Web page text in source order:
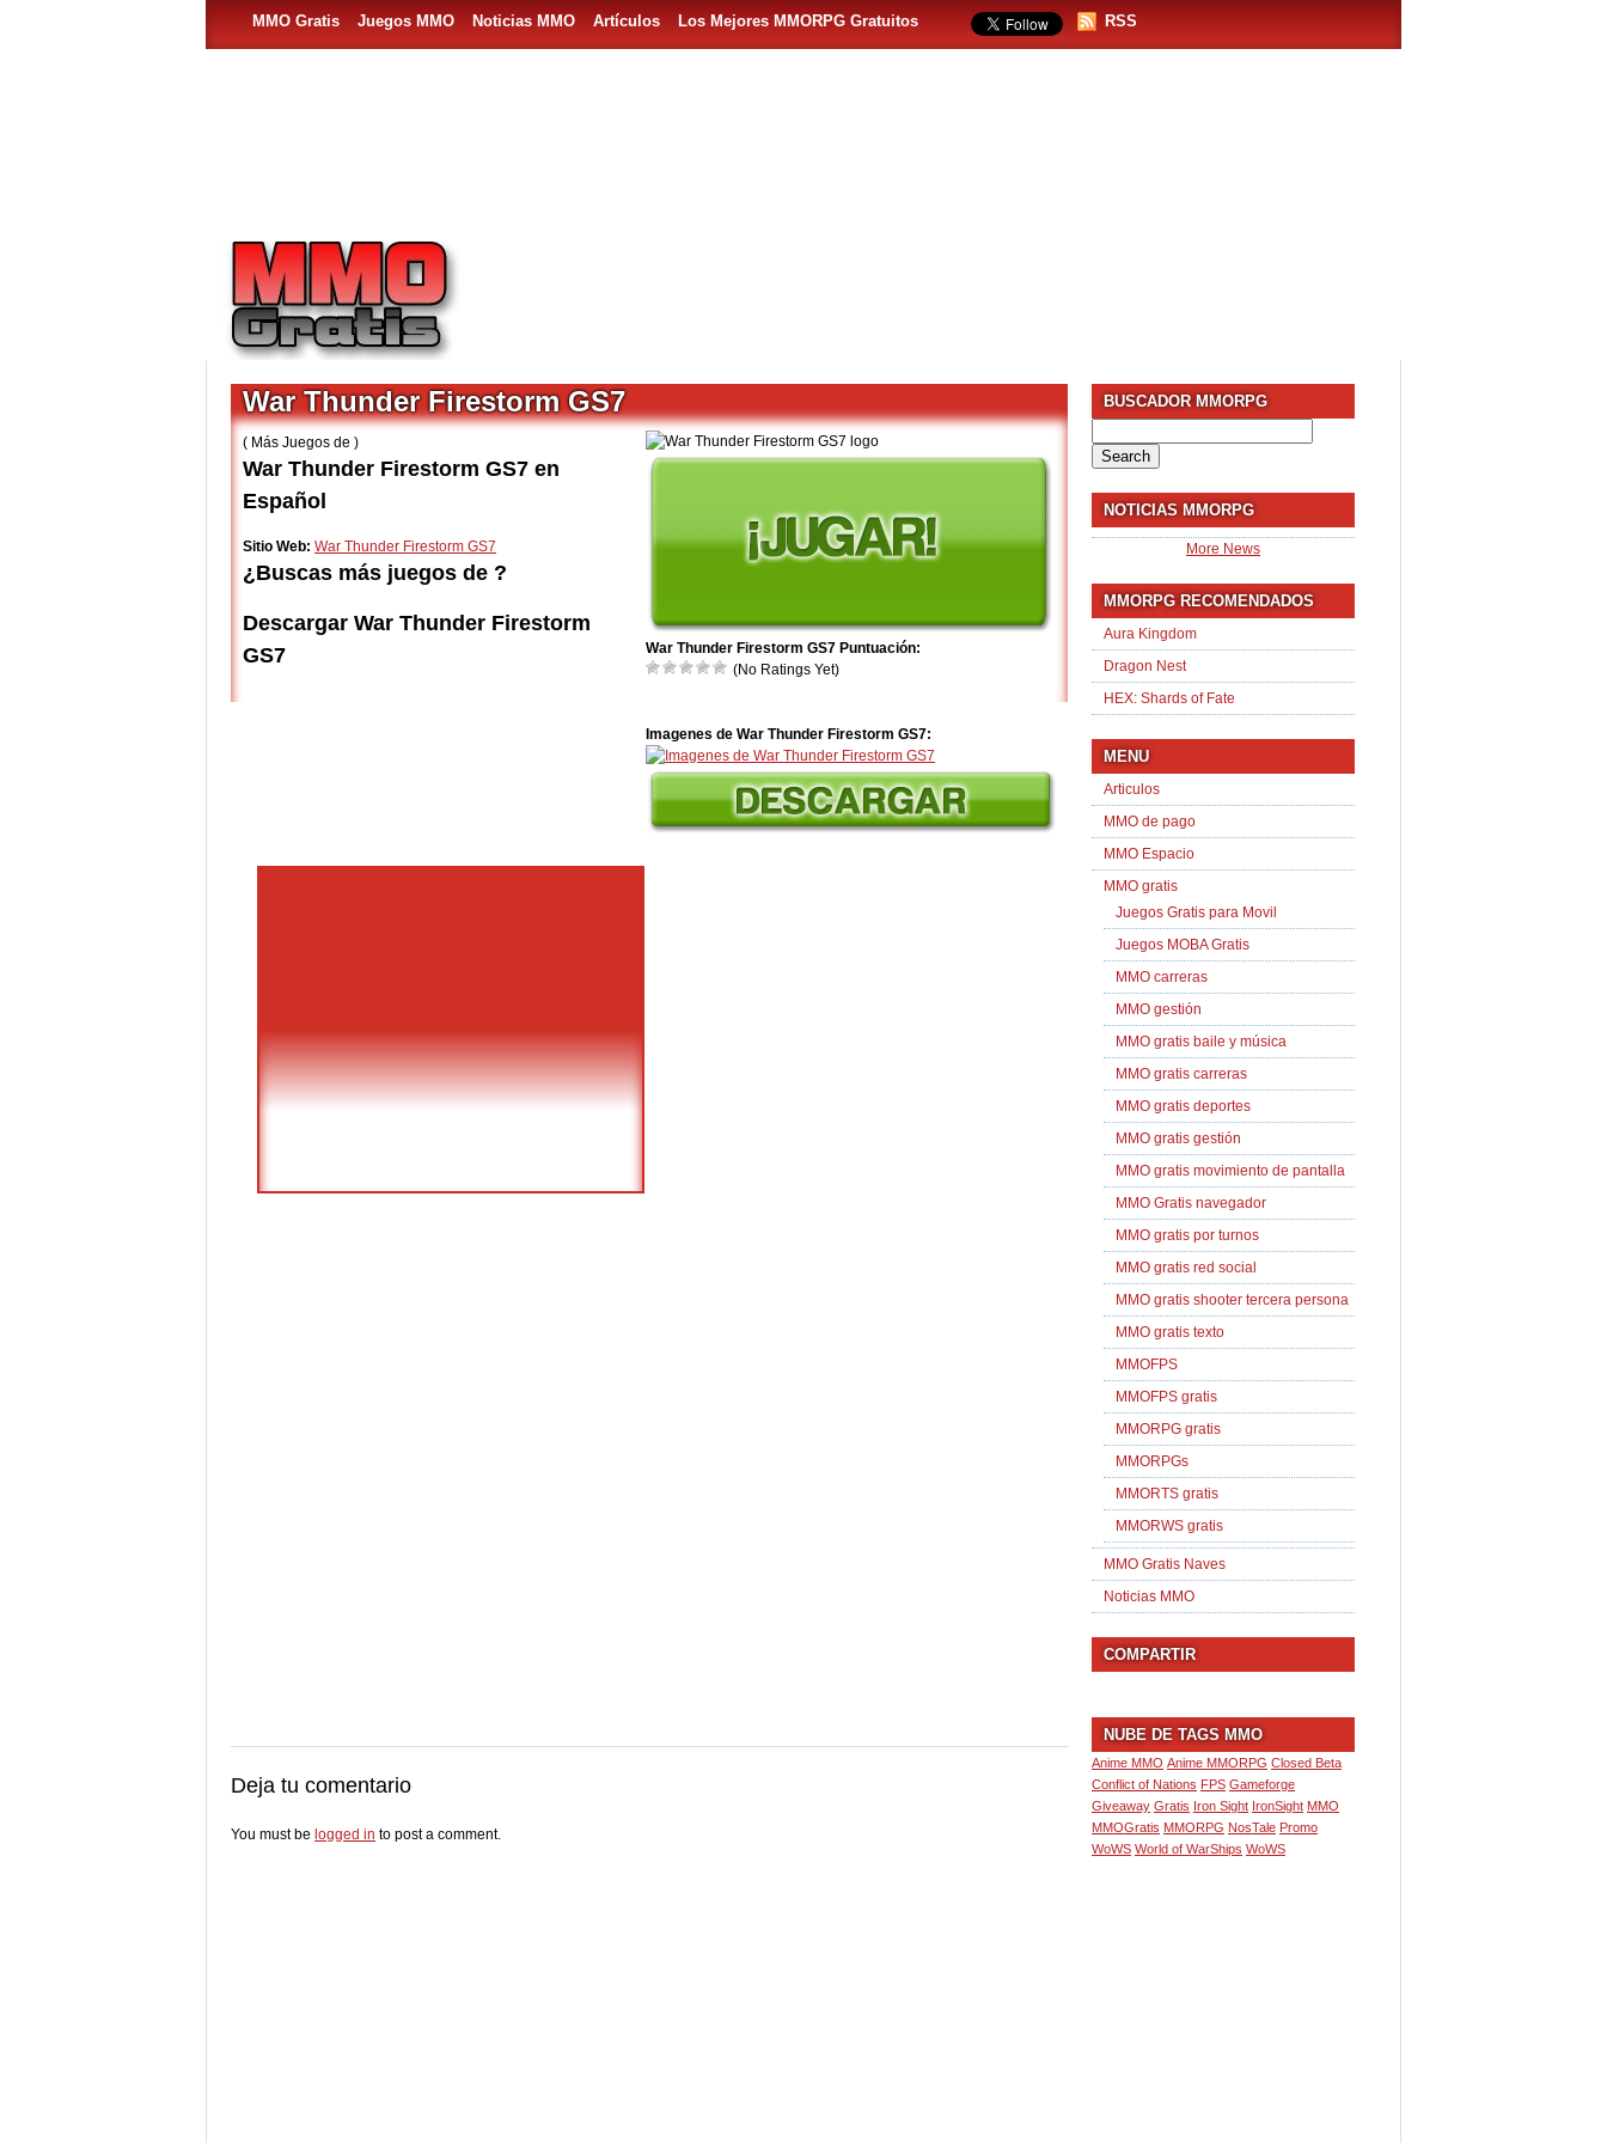
MMO Gratis Juegos MMO Noticias MMO Artículos Los Mejores MMORPG Gratuitos RSS
War Thunder Firestorm GS7 Puntuación:
(No Ratings Yet)
Imagenes de War Thunder Firestorm GS7:
War Thunder Firestorm GS7
( Más Juegos de )
War Thunder Firestorm GS7 en
Español
Sitio Web: War Thunder Firestorm GS7
¿Buscas más juegos de ?
Descargar War Thunder Firestorm
GS7
Deja tu comentario
You must be logged in to post a comment.
BUSCADOR MMORPG
for:
NOTICIAS MMORPG
More News
MMORPG RECOMENDADOS
Aura Kingdom
Dragon Nest
HEX: Shards of Fate
MENU
Articulos
MMO de pago
MMO Espacio
MMO gratis
Juegos Gratis para Movil
Juegos MOBA Gratis
MMO carreras
MMO gestión
MMO gratis baile y música
MMO gratis carreras
MMO gratis deportes
MMO gratis gestión
MMO gratis movimiento de pantalla
MMO Gratis navegador
MMO gratis por turnos
MMO gratis red social
MMO gratis shooter tercera persona
MMO gratis texto
MMOFPS
MMOFPS gratis
MMORPG gratis
MMORPGs
MMORTS gratis
MMORWS gratis
MMO Gratis Naves
Noticias MMO
COMPARTIR
NUBE DE TAGS MMO
Anime MMO Anime MMORPG Closed Beta
Conflict of Nations FPS Gameforge
Giveaway Gratis Iron Sight IronSight MMO
MMOGratis MMORPG NosTale Promo
WoWS World of WarShips WoWS